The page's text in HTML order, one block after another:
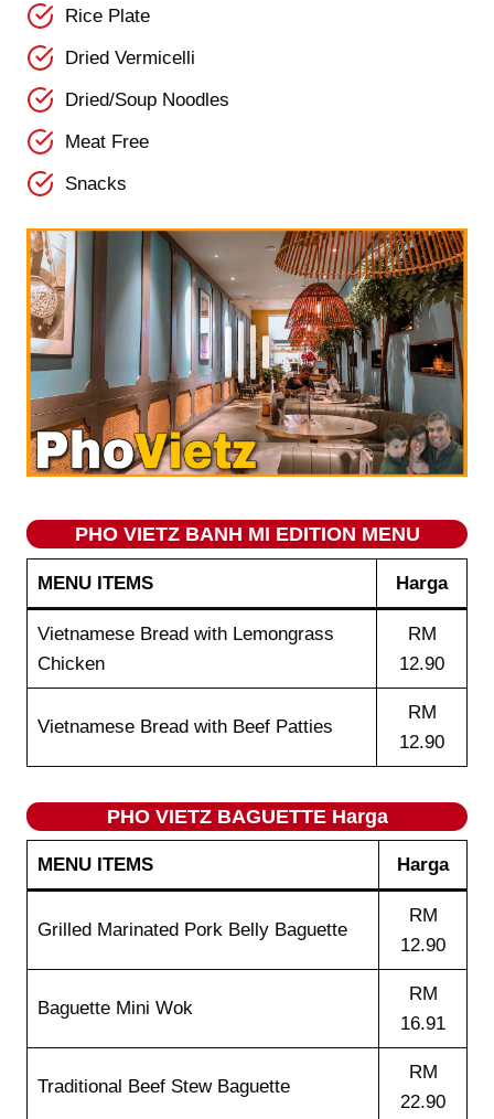
Rice Plate
Dried Vermicelli
Dried/Soup Noodles
Meat Free
Snacks
PHO VIETZ BANH MI EDITION MENU
MENU ITEMS Harga
Vietnamese Bread with Lemongrass
Chicken
RM
12.90
Vietnamese Bread with Beef Patties
RM
12.90
PHO VIETZ BAGUETTE Harga
MENU ITEMS Harga
Grilled Marinated Pork Belly Baguette
RM
12.90
Baguette Mini Wok
RM
16.91
Traditional Beef Stew Baguette
RM
22.90